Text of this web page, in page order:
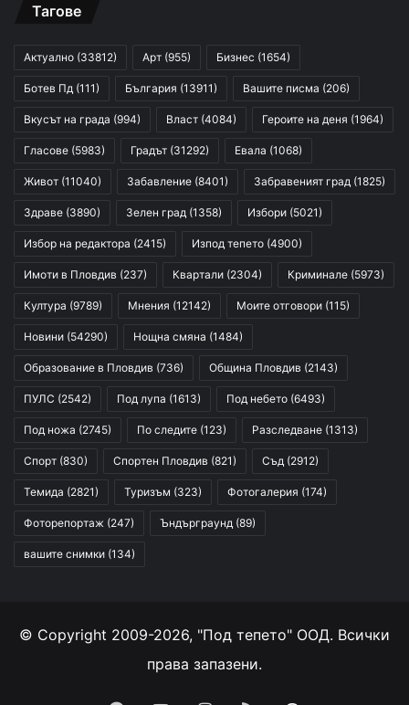
Тагове
Актуално (33812) Арт (955) Бизнес (1654)
Ботев Пд (111) България (13911) Вашите писма (206)
Вкусът на града (994) Власт (4084) Героите на деня (1964)
Гласове (5983) Градът (31292) Евала (1068)
Живот (11040) Забавление (8401) Забравеният град (1825)
Здраве (3890) Зелен град (1358) Избори (5021)
Избор на редактора (2415) Изпод тепето (4900)
Имоти в Пловдив (237) Квартали (2304) Криминале (5973)
Култура (9789) Мнения (12142) Моите отговори (115)
Новини (54290) Нощна смяна (1484)
Образование в Пловдив (736) Община Пловдив (2143)
ПУЛС (2542) Под лупа (1613) Под небето (6493)
Под ножа (2745) По следите (123) Разследване (1313)
Спорт (830) Спортен Пловдив (821) Съд (2912)
Темида (2821) Туризъм (323) Фотогалерия (174)
Фоторепортаж (247) Ъндърграунд (89)
вашите снимки (134)
© Copyright 2009-2026, "Под тепето" ООД. Всички
права запазени.